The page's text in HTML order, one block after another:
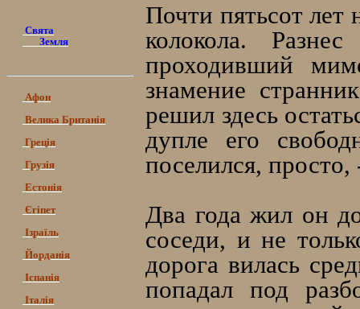
Свята
Земля
Афон
Велика Британія
Греція
Грузія
Естонія
Єгіпет
Ізраїль
Йорданія
Іспанія
Італія
Почти пятьсот лет
колокола.
проходивший
знамение
решил здесь
дупле его
поселился,
Два года жил он
соседи, и не
дорога вилась
попадал под